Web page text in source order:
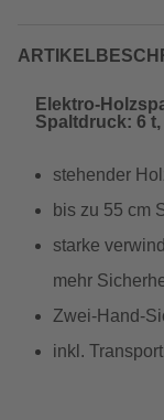
Elektro-
Spaltdruck: 6
stehender
bis zu 55 cm
starke
mehr
Zwei-Hand-
inkl.